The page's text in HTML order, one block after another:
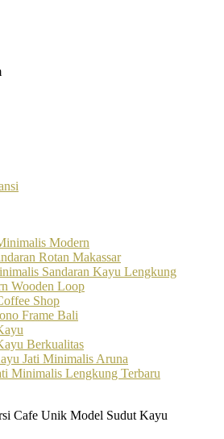
Cafe Unik Model Sudut Kayu